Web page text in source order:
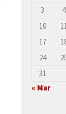
3
4
10
17
24
31
« Mar